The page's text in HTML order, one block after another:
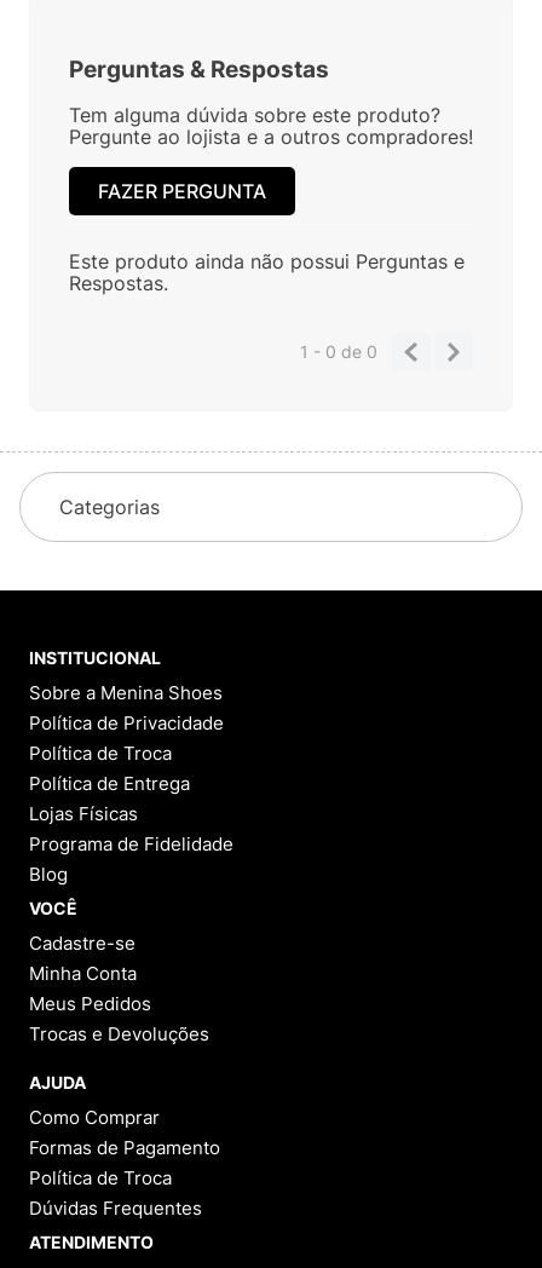
Perguntas & Respostas
Tem alguma dúvida sobre este produto?
Pergunte ao lojista e a outros compradores!
FAZER PERGUNTA
Este produto ainda não possui Perguntas e
Respostas.
1 - 0de 0
Categorias
INSTITUCIONAL
Sobre a Menina Shoes
Política de Privacidade
Política de Troca
Política de Entrega
Lojas Físicas
Programa de Fidelidade
Blog
VOCÊ
Cadastre-se
Minha Conta
Meus Pedidos
Trocas e Devoluções
AJUDA
Como Comprar
Formas de Pagamento
Política de Troca
Dúvidas Frequentes
ATENDIMENTO